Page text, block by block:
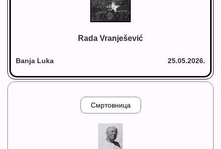
Rada Vranješević
Banja Luka 25.05.2026.
Смртовница